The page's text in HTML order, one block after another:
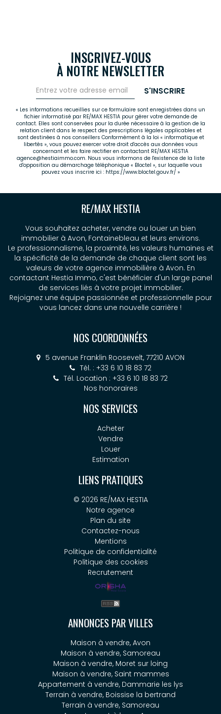
INSCRIVEZ-VOUS
À NOTRE NEWSLETTER
S'INSCRIRE
« Les informations recueillies sur ce formulaire sont enregistrées dans un
fichier informatisé par RE/MAX HESTIA pour gérer votre demande de
contact. Elles sont conservées pour la durée nécessaire à la gestion de la
relation client dans le respect des prescriptions légales applicables et
sont destinées à nos conseillers Conformément à la loi « informatique et
libertés », vous pouvez exercer votre droit d'accès aux données vous
concernant et les faire rectifier en contactant RE/MAX HESTIA
agence@hestiaimmo.com. Nous vous informons de l'existence de la liste
d'opposition au démarchage téléphonique « Bloctel », sur laquelle vous
pouvez vous inscrire ici : https://www.bloctel.gouv.fr/ »
RE/MAX HESTIA
Vous souhaitez acheter, vendre ou louer un bien
immobilier à Avon, Fontainebleau et leurs environs.
Le professionnalisme, la proximité, les valeurs humaines et
la spécificité de la demande de chaque client sont les
valeurs de votre agence immobilière à Avon. En
contactant Hestia Immo, c'est bénéficier d'un large panel
de services liés à votre projet immobilier.
Rejoignez une équipe passionnée et professionnelle pour
vous lancez dans une nouvelle carrière !
NOS COORDONNÉES
5 avenue Franklin Roosevelt, 77210 AVON
Tél. : +33 6 10 18 83 72
Tél. Location : +33 6 10 18 83 72
Nos honoraires
NOS SERVICES
Acheter
Vendre
Louer
Estimation
LIENS PRATIQUES
© 2026 RE/MAX HESTIA
Notre agence
Plan du site
Contactez-nous
Mentions
Politique de confidentialité
Politique des cookies
Recrutement
ANNONCES PAR VILLES
Maison à vendre, Avon
Maison à vendre, Samoreau
Maison à vendre, Moret sur loing
Maison à vendre, Saint mammes
Appartement à vendre, Dammarie les lys
Terrain à vendre, Boissise la bertrand
Terrain à vendre, Samoreau